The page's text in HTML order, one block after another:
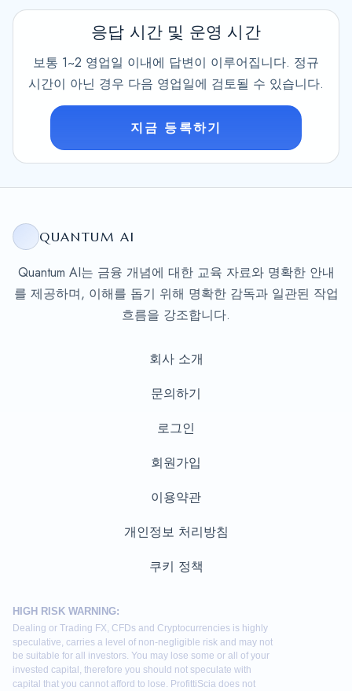
응답 시간 및 운영 시간
보통 1~2 영업일 이내에 답변이 이루어집니다. 정규
시간이 아닌 경우 다음 영업일에 검토될 수 있습니다.
지금 등록하기
QUANTUM AI
Quantum AI는 금융 개념에 대한 교육 자료와 명확한 안내
를 제공하며, 이해를 돕기 위해 명확한 감독과 일관된 작업
흐름을 강조합니다.
회사 소개
문의하기
로그인
회원가입
이용약관
개인정보 처리방침
쿠키 정책